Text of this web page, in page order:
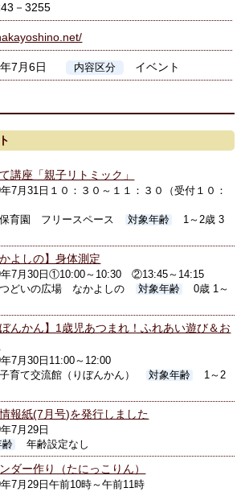
－3255
7月6日 内容区分 イベント
講座「親子リトミック」
7月31日１０：３０～１１：３０（受付１０：
育園 フリースペース 対象年齢
1～2歳 3
かよしの】身体測定
年7月30日①10:00～10:30 ②13:45～14:15
どいの広場 なかよしの 対象年齢
0歳 1～
ぼんかん】1歳児あつまれ！ふれあい遊び＆お
7月30日11:00～12:00
育て交流館（りぼんかん） 対象年齢
1～2
報紙(7月号)を発行しました
7月29日
齢 年齢設定なし
ダー作り（たにっこりん）
7月29日午前10時～午前11時